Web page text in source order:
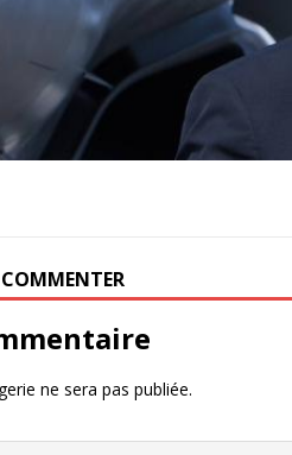
COMMENTER
ne sera pas publiée.